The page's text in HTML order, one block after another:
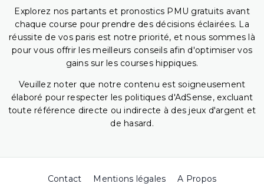
Explorez nos partants et pronostics PMU gratuits avant
chaque course pour prendre des décisions éclairées. La
réussite de vos paris est notre priorité, et nous sommes là
pour vous offrir les meilleurs conseils afin d'optimiser vos
gains sur les courses hippiques.
Veuillez noter que notre contenu est soigneusement
élaboré pour respecter les politiques d'AdSense, excluant
toute référence directe ou indirecte à des jeux d'argent et
de hasard.
Contact Mentions légales A Propos